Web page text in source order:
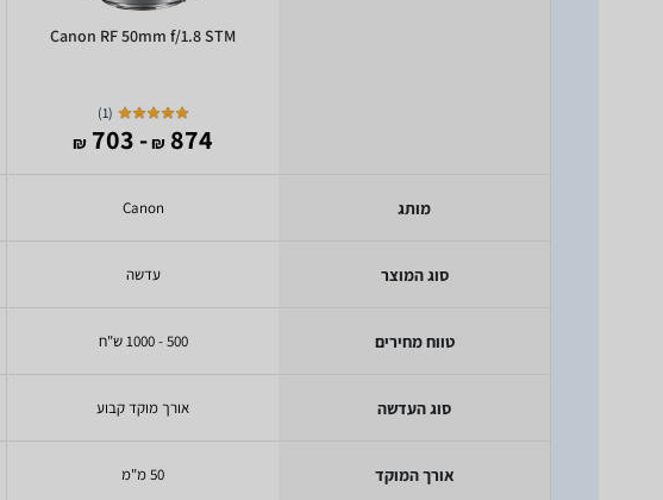
מותג
סוג המוצר
טווח מחירים
סוג העדשה
אורך המוקד
Canon RF 50mm f/1.8 STM
(
1
)
874
₪
- 703
₪
Canon
עדשה
500 - 1000 ש"ח
אורך מוקד קבוע
50 מ"מ